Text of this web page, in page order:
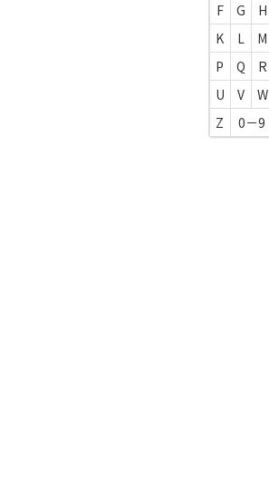
F
G H
K
L M
P
Q R
U
V W
Z
0－9